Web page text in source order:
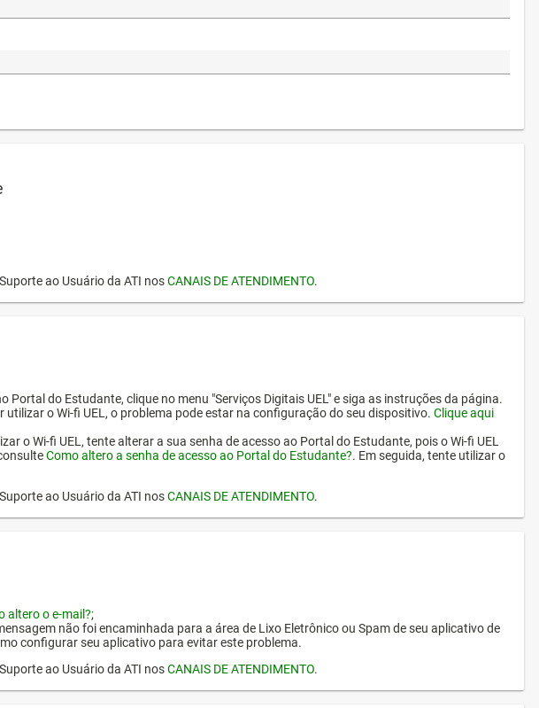
ao Usuário da ATI nosCANAIS DE ATENDIMENTO.
Portal do Estudante, clique no menu "Serviços Digitais UEL" e siga as instruções da página.
o Wi-fi UEL, o problema pode estar na configuração do seu dispositivo. Clique aqui
o Wi-fi UEL, tente alterar a sua senha de acesso ao Portal do Estudante, pois o Wi-fi UEL
Como altero a senha de acesso ao Portal do Estudante?. Em seguida, tente utilizar o
ao Usuário da ATI nosCANAIS DE ATENDIMENTO.
altero o e-mail?;
não foi encaminhada para a área de Lixo Eletrônico ou Spam de seu aplicativo de
configurar seu aplicativo para evitar este problema.
ao Usuário da ATI nosCANAIS DE ATENDIMENTO.